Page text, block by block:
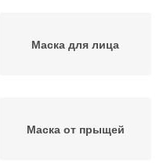
Маска для лица
Маска от прыщей